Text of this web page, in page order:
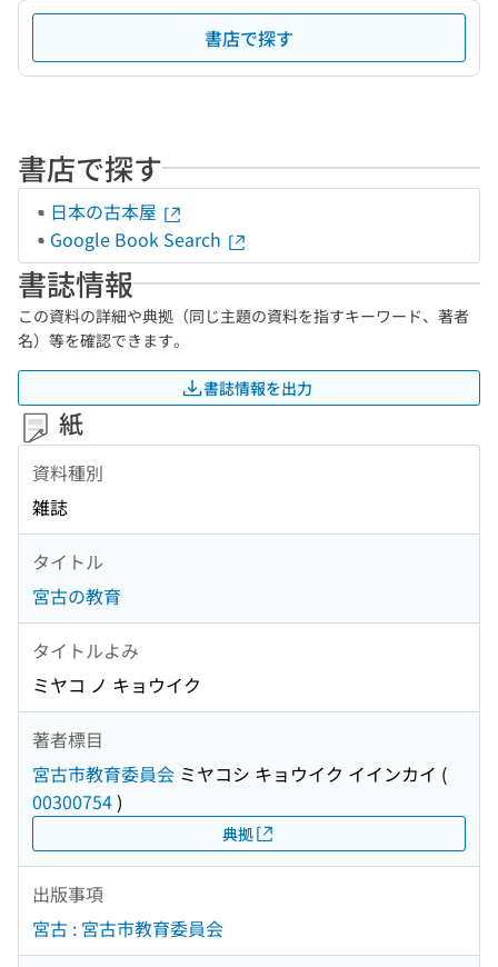
書店で探す
書店で探す
日本の古本屋
Google Book Search
書誌情報
この資料の詳細や典拠（同じ主題の資料を指すキーワード、著者
名）等を確認できます。
書誌情報を出力
紙
資料種別
雑誌
タイトル
宮古の教育
タイトルよみ
ミヤコ ノ キョウイク
著者標目
宮古市教育委員会 ミヤコシ キョウイク イインカイ (
00300754)
典拠
出版事項
宮古 : 宮古市教育委員会